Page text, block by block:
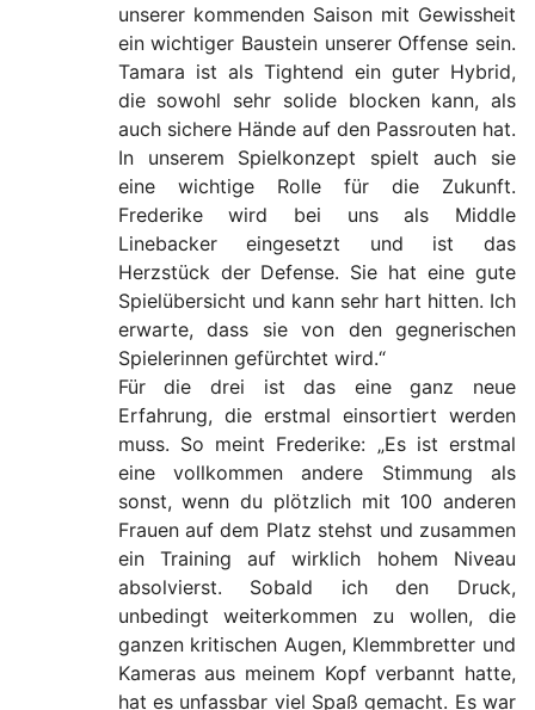
unserer kommenden Saison mit Gewissheit
ein wichtiger Baustein unserer Offense sein.
Tamara ist als Tightend ein guter Hybrid,
die sowohl sehr solide blocken kann, als
auch sichere Hände auf den Passrouten hat.
In unserem Spielkonzept spielt auch sie
eine wichtige Rolle für die Zukunft.
Frederike wird bei uns als Middle
Linebacker eingesetzt und ist das
Herzstück der Defense. Sie hat eine gute
Spielübersicht und kann sehr hart hitten. Ich
erwarte, dass sie von den gegnerischen
Spielerinnen gefürchtet wird.“
Für die drei ist das eine ganz neue
Erfahrung, die erstmal einsortiert werden
muss. So meint Frederike: „Es ist erstmal
eine vollkommen andere Stimmung als
sonst, wenn du plötzlich mit 100 anderen
Frauen auf dem Platz stehst und zusammen
ein Training auf wirklich hohem Niveau
absolvierst. Sobald ich den Druck,
unbedingt weiterkommen zu wollen, die
ganzen kritischen Augen, Klemmbretter und
Kameras aus meinem Kopf verbannt hatte,
hat es unfassbar viel Spaß gemacht. Es war